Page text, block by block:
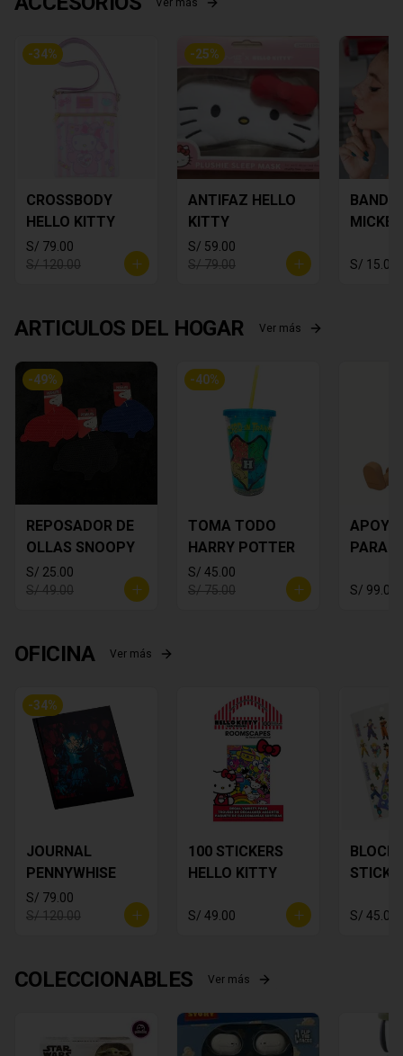
Ver más
-34%
CROSSBODY
HELLO KITTY
S/ 79.00
S/ 120.00
-25%
ANTIFAZ HELLO
KITTY
S/ 59.00
S/ 79.00
MICKEY
S/ 15.00
ARTICULOS DEL HOGAR Ver más
-49%
REPOSADOR DE
OLLAS SNOOPY
S/ 25.00
S/ 49.00
-40%
TOMA TODO
HARRY POTTER
S/ 45.00
S/ 75.00
PARA
S/ 99.00
OFICINA Ver más
-34%
JOURNAL
PENNYWHISE
S/ 79.00
S/ 120.00
100 STICKERS
HELLO KITTY
S/ 49.00
BLOCK
S/ 45.00
COLECCIONABLES Ver más